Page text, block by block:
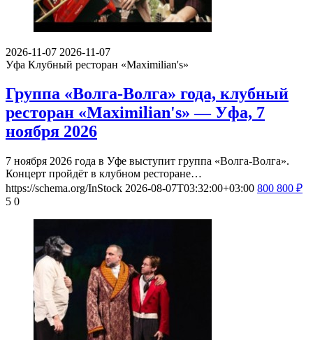
2026-11-07 2026-11-07
Уфа Клубный ресторан «Maximilian's»
Группа «Волга-Волга» года, клубный
ресторан «Maximilian's» — Уфа, 7
ноября 2026
7 ноября 2026 года в Уфе выступит группа «Волга-Волга».
Концерт пройдёт в клубном ресторане…
https://schema.org/InStock 2026-08-07T03:32:00+03:00 800 800 ₽
5 0